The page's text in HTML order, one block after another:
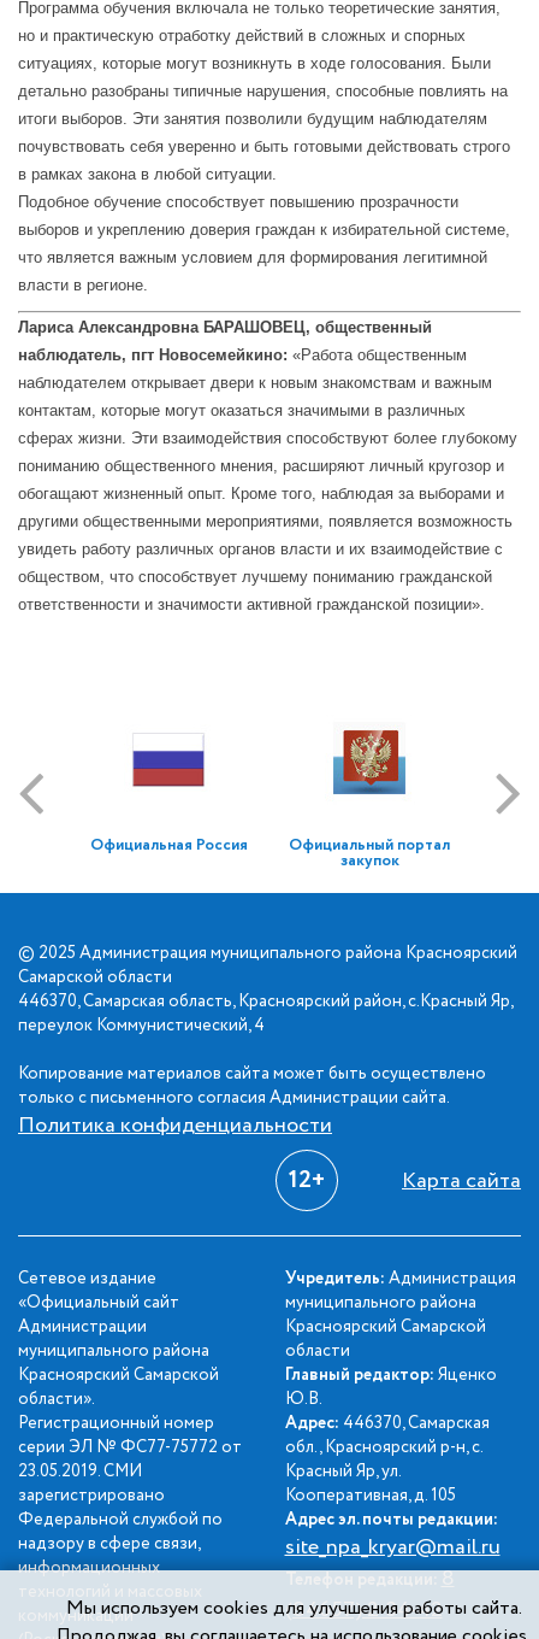
Программа обучения включала не только теоретические занятия,
но и практическую отработку действий в сложных и спорных
ситуациях, которые могут возникнуть в ходе голосования. Были
детально разобраны типичные нарушения, способные повлиять на
итоги выборов. Эти занятия позволили будущим наблюдателям
почувствовать себя уверенно и быть готовыми действовать строго
в рамках закона в любой ситуации.
Подобное обучение способствует повышению прозрачности
выборов и укреплению доверия граждан к избирательной системе,
что является важным условием для формирования легитимной
власти в регионе.
Лариса Александровна БАРАШОВЕЦ, общественный
наблюдатель, пгт Новосемейкино: «Работа общественным
наблюдателем открывает двери к новым знакомствам и важным
контактам, которые могут оказаться значимыми в различных
сферах жизни. Эти взаимодействия способствуют более глубокому
пониманию общественного мнения, расширяют личный кругозор и
обогащают жизненный опыт. Кроме того, наблюдая за выборами и
другими общественными мероприятиями, появляется возможность
увидеть работу различных органов власти и их взаимодействие с
обществом, что способствует лучшему пониманию гражданской
ответственности и значимости активной гражданской позиции».
Официальная Россия Официальный портал
закупок
© 2025 Администрация муниципального района Красноярский
Самарской области
446370, Самарская область, Красноярский район, с.Красный Яр,
переулок Коммунистический, 4
Копирование материалов сайта может быть осуществлено
только с письменного согласия Администрации сайта.
Политика конфиденциальности
12+ Карта сайта
Сетевое издание
«Официальный сайт
Администрации
муниципального района
Красноярский Самарской
области».
Регистрационный номер
серии ЭЛ № ФС77-75772 от
23.05.2019. СМИ
зарегистрировано
Федеральной службой по
надзору в сфере связи,
информационных
технологий и массовых
коммуникаций
Учредитель: Администрация
муниципального района
Красноярский Самарской
области
Главный редактор: Яценко
Ю.В.
Адрес: 446370, Самарская
обл., Красноярский р-н, с.
Красный Яр, ул.
Кооперативная, д. 105
Адрес эл. почты редакции:
site_npa_kryar@mail.ru
Телефон редакции: 8
(84657) 2-34-42
Мы используем cookies для улучшения работы сайта.